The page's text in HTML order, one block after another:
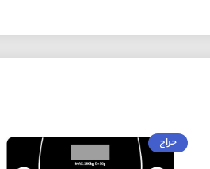
حراج